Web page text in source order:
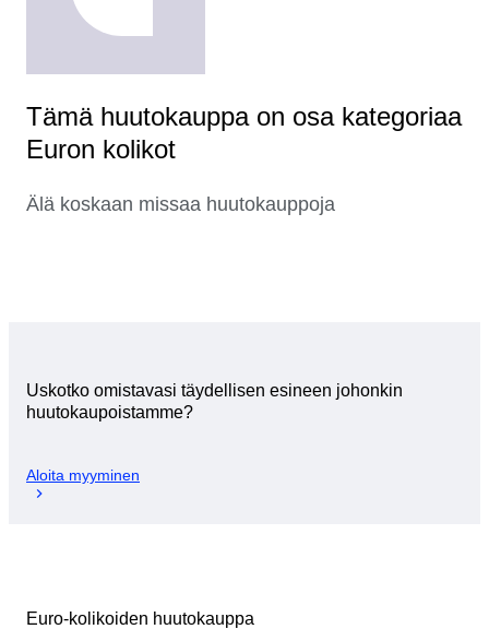
Tämä huutokauppa on osa kategoriaa
Euron kolikot
Älä koskaan missaa huutokauppoja
Uskotko omistavasi täydellisen esineen johonkin
huutokaupoistamme?
Aloita myyminen
Euro-kolikoiden huutokauppa